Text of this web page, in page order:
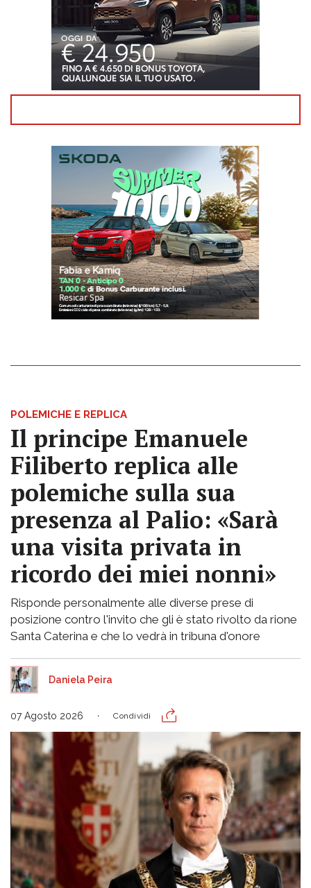
POLEMICHE E REPLICA
Il principe Emanuele
Filiberto replica alle
polemiche sulla sua
presenza al Palio: «Sarà
una visita privata in
ricordo dei miei nonni»
Risponde personalmente alle diverse prese di
posizione contro l'invito che gli è stato rivolto da rione
Santa Caterina e che lo vedrà in tribuna d'onore
Daniela Peira
07 Agosto 2026 Condividi